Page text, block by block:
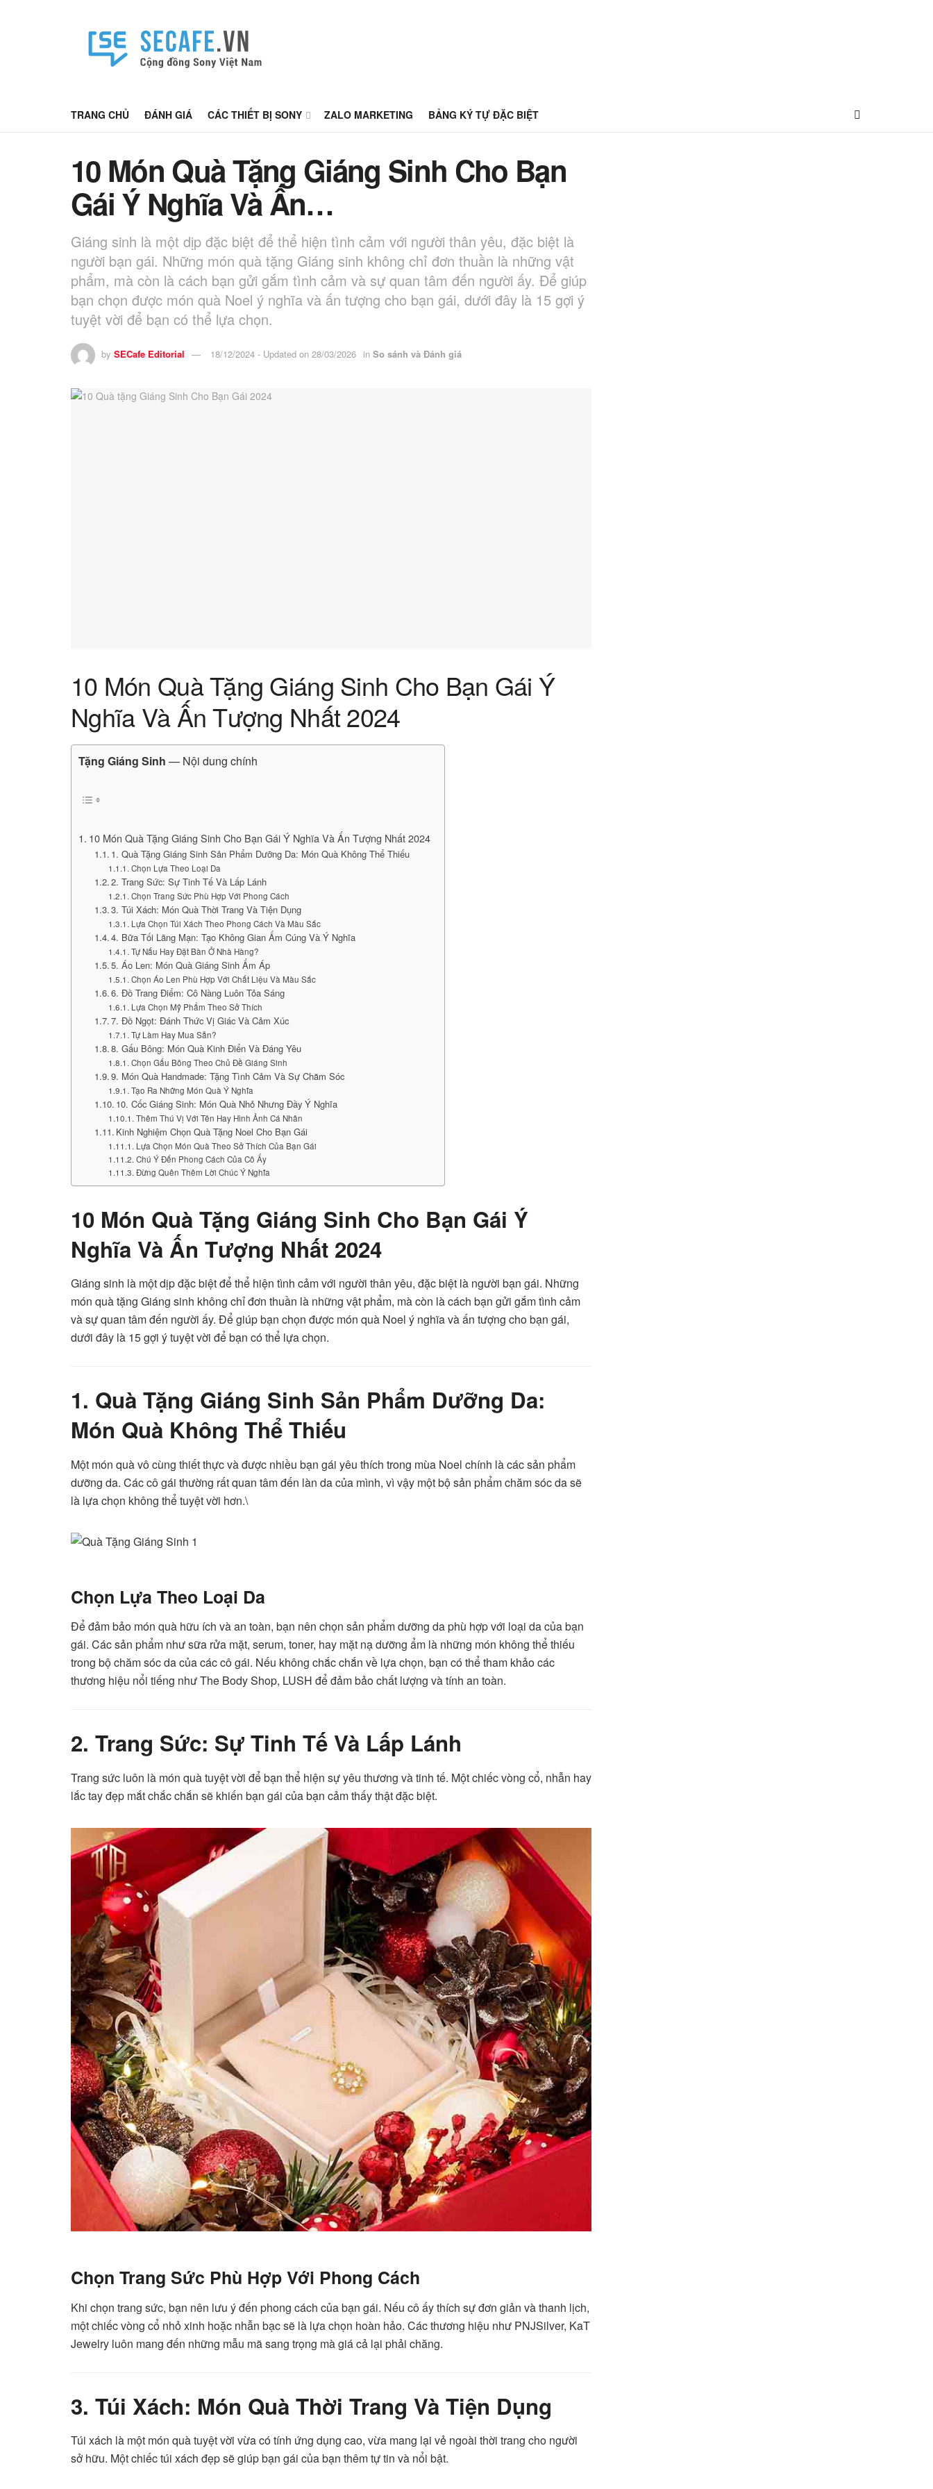
TRANG CHỦ ĐÁNH GIÁ CÁC THIẾT BỊ SONY ZALO MARKETING BẢNG KÝ TỰ ĐẶC BIỆT
10 Món Quà Tặng Giáng Sinh Cho Bạn
Gái Ý Nghĩa Và Ấn…
Giáng sinh là một dịp đặc biệt để thể hiện tình cảm với người thân yêu, đặc biệt là
người bạn gái. Những món quà tặng Giáng sinh không chỉ đơn thuần là những vật
phẩm, mà còn là cách bạn gửi gắm tình cảm và sự quan tâm đến người ấy. Để giúp
bạn chọn được món quà Noel ý nghĩa và ấn tượng cho bạn gái, dưới đây là 15 gợi ý
tuyệt vời để bạn có thể lựa chọn.
by SECafe Editorial 18/12/2024 - Updated on 28/03/2026 in So sánh và Đánh giá
10 Món Quà Tặng Giáng Sinh Cho Bạn Gái Ý
Nghĩa Và Ấn Tượng Nhất 2024
Tặng Giáng Sinh — Nội dung chính
10 Món Quà Tặng Giáng Sinh Cho Bạn Gái Ý Nghĩa Và Ấn Tượng Nhất 2024
1. Quà Tặng Giáng Sinh Sản Phẩm Dưỡng Da: Món Quà Không Thể Thiếu
Chọn Lựa Theo Loại Da
2. Trang Sức: Sự Tinh Tế Và Lấp Lánh
Chọn Trang Sức Phù Hợp Với Phong Cách
3. Túi Xách: Món Quà Thời Trang Và Tiện Dụng
Lựa Chọn Túi Xách Theo Phong Cách Và Màu Sắc
4. Bữa Tối Lãng Mạn: Tạo Không Gian Ấm Cúng Và Ý Nghĩa
Tự Nấu Hay Đặt Bàn Ở Nhà Hàng?
5. Áo Len: Món Quà Giáng Sinh Ấm Áp
Chọn Áo Len Phù Hợp Với Chất Liệu Và Màu Sắc
6. Đồ Trang Điểm: Cô Nàng Luôn Tỏa Sáng
Lựa Chọn Mỹ Phẩm Theo Sở Thích
7. Đồ Ngọt: Đánh Thức Vị Giác Và Cảm Xúc
Tự Làm Hay Mua Sẵn?
8. Gấu Bông: Món Quà Kinh Điển Và Đáng Yêu
Chọn Gấu Bông Theo Chủ Đề Giáng Sinh
9. Món Quà Handmade: Tặng Tình Cảm Và Sự Chăm Sóc
Tạo Ra Những Món Quà Ý Nghĩa
10. Cốc Giáng Sinh: Món Quà Nhỏ Nhưng Đầy Ý Nghĩa
Thêm Thú Vị Với Tên Hay Hình Ảnh Cá Nhân
Kinh Nghiệm Chọn Quà Tặng Noel Cho Bạn Gái
Lựa Chọn Món Quà Theo Sở Thích Của Bạn Gái
Chú Ý Đến Phong Cách Của Cô Ấy
Đừng Quên Thêm Lời Chúc Ý Nghĩa
10 Món Quà Tặng Giáng Sinh Cho Bạn Gái Ý
Nghĩa Và Ấn Tượng Nhất 2024
Giáng sinh là một dịp đặc biệt để thể hiện tình cảm với người thân yêu, đặc biệt là người bạn gái. Những
món quà tặng Giáng sinh không chỉ đơn thuần là những vật phẩm, mà còn là cách bạn gửi gắm tình cảm
và sự quan tâm đến người ấy. Để giúp bạn chọn được món quà Noel ý nghĩa và ấn tượng cho bạn gái,
dưới đây là 15 gợi ý tuyệt vời để bạn có thể lựa chọn.
1. Quà Tặng Giáng Sinh Sản Phẩm Dưỡng Da:
Món Quà Không Thể Thiếu
Một món quà vô cùng thiết thực và được nhiều bạn gái yêu thích trong mùa Noel chính là các sản phẩm
dưỡng da. Các cô gái thường rất quan tâm đến làn da của mình, vì vậy một bộ sản phẩm chăm sóc da sẽ
là lựa chọn không thể tuyệt vời hơn.\
Chọn Lựa Theo Loại Da
Để đảm bảo món quà hữu ích và an toàn, bạn nên chọn sản phẩm dưỡng da phù hợp với loại da của bạn
gái. Các sản phẩm như sữa rửa mặt, serum, toner, hay mặt nạ dưỡng ẩm là những món không thể thiếu
trong bộ chăm sóc da của các cô gái. Nếu không chắc chắn về lựa chọn, bạn có thể tham khảo các
thương hiệu nổi tiếng như The Body Shop, LUSH để đảm bảo chất lượng và tính an toàn.
2. Trang Sức: Sự Tinh Tế Và Lấp Lánh
Trang sức luôn là món quà tuyệt vời để bạn thể hiện sự yêu thương và tinh tế. Một chiếc vòng cổ, nhẫn hay
lắc tay đẹp mắt chắc chắn sẽ khiến bạn gái của bạn cảm thấy thật đặc biệt.
Chọn Trang Sức Phù Hợp Với Phong Cách
Khi chọn trang sức, bạn nên lưu ý đến phong cách của bạn gái. Nếu cô ấy thích sự đơn giản và thanh lịch,
một chiếc vòng cổ nhỏ xinh hoặc nhẫn bạc sẽ là lựa chọn hoàn hảo. Các thương hiệu như PNJSilver, KaT
Jewelry luôn mang đến những mẫu mã sang trọng mà giá cả lại phải chăng.
3. Túi Xách: Món Quà Thời Trang Và Tiện Dụng
Túi xách là một món quà tuyệt vời vừa có tính ứng dụng cao, vừa mang lại vẻ ngoài thời trang cho người
sở hữu. Một chiếc túi xách đẹp sẽ giúp bạn gái của bạn thêm tự tin và nổi bật.